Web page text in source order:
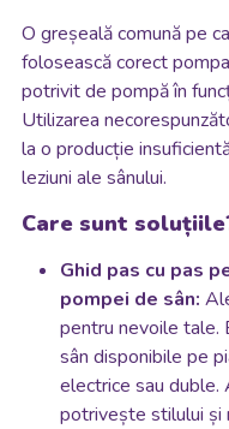
O greșeală comună pe
folosească corect
potrivit de pompă în
Utilizarea
la o producție
leziuni ale sânului.
Care sunt
Ghid pas cu pas
pompei de sân:
pentru nevoile tale.
sân disponibile pe
electrice sau duble.
potrivește stilului și